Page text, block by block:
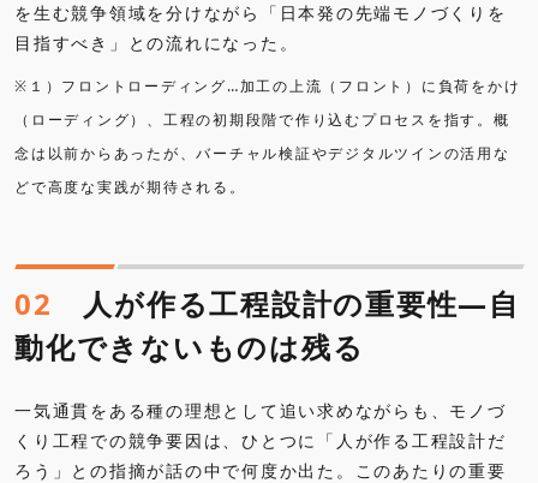
を生む競争領域を分けながら「日本発の先端モノづくりを
目指すべき」との流れになった。
※１）フロントローディング…加工の上流（フロント）に負荷をかけ
（ローディング）、工程の初期段階で作り込むプロセスを指す。概
念は以前からあったが、バーチャル検証やデジタルツインの活用な
どで高度な実践が期待される。
02 人が作る工程設計の重要性―自
動化できないものは残る
一気通貫をある種の理想として追い求めながらも、モノづ
くり工程での競争要因は、ひとつに「人が作る工程設計だ
ろう」との指摘が話の中で何度か出た。このあたりの重要